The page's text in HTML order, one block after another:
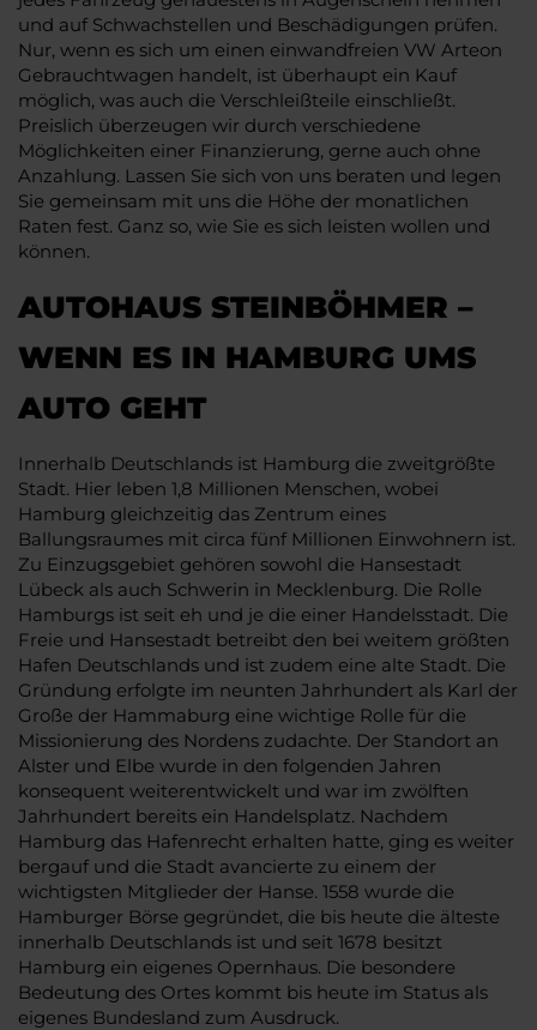
und auf Schwachstellen und Beschädigungen prüfen.
Nur, wenn es sich um einen einwandfreien VW Arteon
Gebrauchtwagen handelt, ist überhaupt ein Kauf
möglich, was auch die Verschleißteile einschließt.
Preislich überzeugen wir durch verschiedene
Möglichkeiten einer Finanzierung, gerne auch ohne
Anzahlung. Lassen Sie sich von uns beraten und legen
Sie gemeinsam mit uns die Höhe der monatlichen
Raten fest. Ganz so, wie Sie es sich leisten wollen und
können.
AUTOHAUS STEINBÖHMER –
WENN ES IN HAMBURG UMS
AUTO GEHT
Innerhalb Deutschlands ist Hamburg die zweitgrößte
Stadt. Hier leben 1,8 Millionen Menschen, wobei
Hamburg gleichzeitig das Zentrum eines
Ballungsraumes mit circa fünf Millionen Einwohnern ist.
Zu Einzugsgebiet gehören sowohl die Hansestadt
Lübeck als auch Schwerin in Mecklenburg. Die Rolle
Hamburgs ist seit eh und je die einer Handelsstadt. Die
Freie und Hansestadt betreibt den bei weitem größten
Hafen Deutschlands und ist zudem eine alte Stadt. Die
Gründung erfolgte im neunten Jahrhundert als Karl der
Große der Hammaburg eine wichtige Rolle für die
Missionierung des Nordens zudachte. Der Standort an
Alster und Elbe wurde in den folgenden Jahren
konsequent weiterentwickelt und war im zwölften
Jahrhundert bereits ein Handelsplatz. Nachdem
Hamburg das Hafenrecht erhalten hatte, ging es weiter
bergauf und die Stadt avancierte zu einem der
wichtigsten Mitglieder der Hanse. 1558 wurde die
Hamburger Börse gegründet, die bis heute die älteste
innerhalb Deutschlands ist und seit 1678 besitzt
Hamburg ein eigenes Opernhaus. Die besondere
Bedeutung des Ortes kommt bis heute im Status als
eigenes Bundesland zum Ausdruck.